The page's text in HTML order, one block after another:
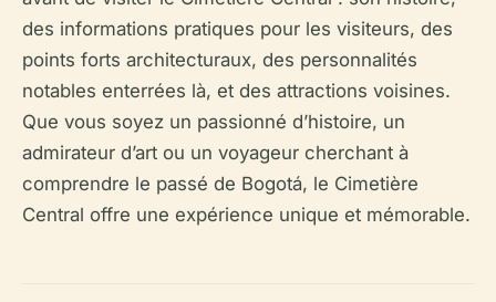
des informations pratiques pour les visiteurs, des
points forts architecturaux, des personnalités
notables enterrées là, et des attractions voisines.
Que vous soyez un passionné d’histoire, un
admirateur d’art ou un voyageur cherchant à
comprendre le passé de Bogotá, le Cimetière
Central offre une expérience unique et mémorable.